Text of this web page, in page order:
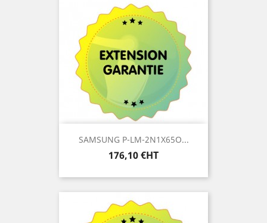
SAMSUNG P-LM-2N1X65O...
Prix
176,10 €HT